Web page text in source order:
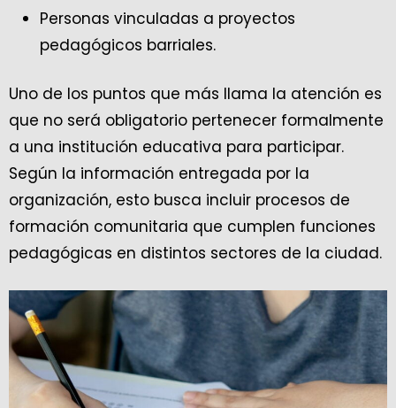
Personas vinculadas a proyectos
pedagógicos barriales.
Uno de los puntos que más llama la atención es
que no será obligatorio pertenecer formalmente
a una institución educativa para participar.
Según la información entregada por la
organización, esto busca incluir procesos de
formación comunitaria que cumplen funciones
pedagógicas en distintos sectores de la ciudad.